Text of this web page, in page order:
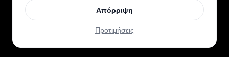
Απόρριψη
Προτιμήσεις